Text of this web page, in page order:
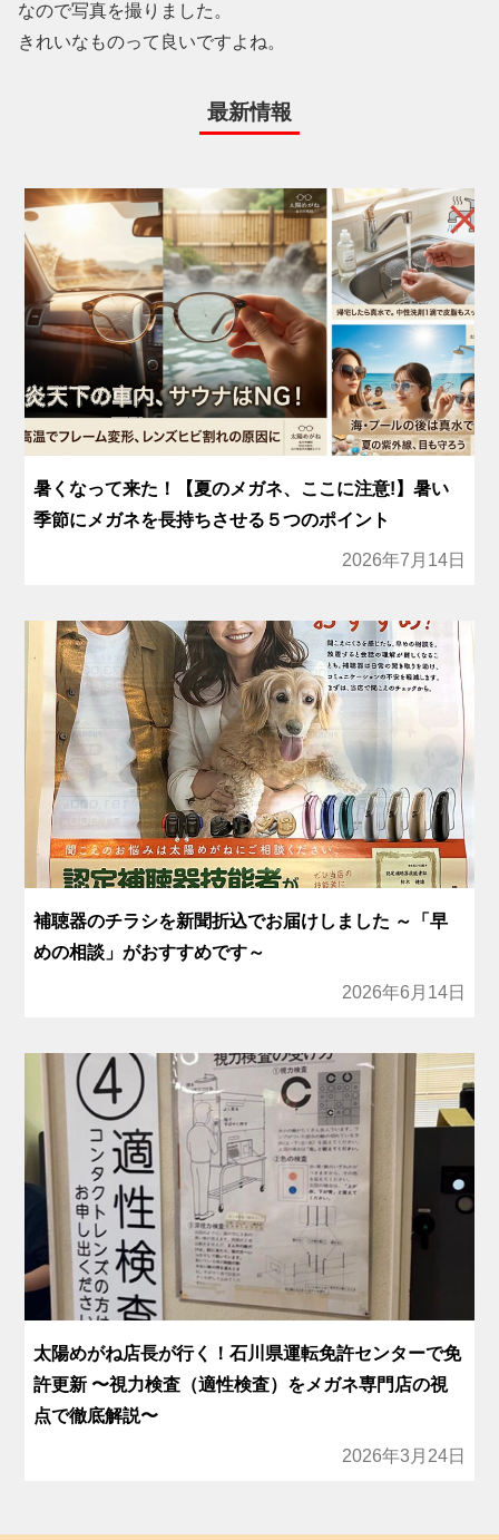
なので写真を撮りました。
きれいなものって良いですよね。
最新情報
暑くなって来た！【夏のメガネ、ここに注意!】暑い
季節にメガネを長持ちさせる５つのポイント
2026年7月14日
補聴器のチラシを新聞折込でお届けしました ～「早
めの相談」がおすすめです～
2026年6月14日
太陽めがね店長が行く！石川県運転免許センターで免
許更新 〜視力検査（適性検査）をメガネ専門店の視
点で徹底解説〜
2026年3月24日